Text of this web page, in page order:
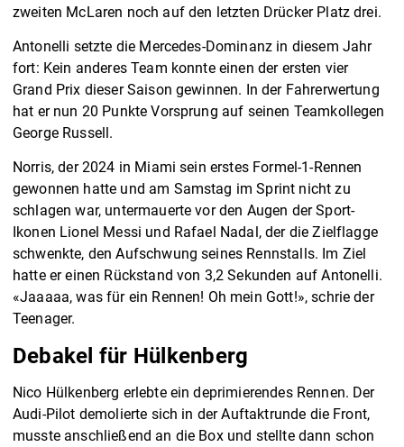
zweiten McLaren noch auf den letzten Drücker Platz drei.
Antonelli setzte die Mercedes-Dominanz in diesem Jahr
fort: Kein anderes Team konnte einen der ersten vier
Grand Prix dieser Saison gewinnen. In der Fahrerwertung
hat er nun 20 Punkte Vorsprung auf seinen Teamkollegen
George Russell.
Norris, der 2024 in Miami sein erstes Formel-1-Rennen
gewonnen hatte und am Samstag im Sprint nicht zu
schlagen war, untermauerte vor den Augen der Sport-
Ikonen Lionel Messi und Rafael Nadal, der die Zielflagge
schwenkte, den Aufschwung seines Rennstalls. Im Ziel
hatte er einen Rückstand von 3,2 Sekunden auf Antonelli.
«Jaaaaa, was für ein Rennen! Oh mein Gott!», schrie der
Teenager.
Debakel für Hülkenberg
Nico Hülkenberg erlebte ein deprimierendes Rennen. Der
Audi-Pilot demolierte sich in der Auftaktrunde die Front,
musste anschließend an die Box und stellte dann schon